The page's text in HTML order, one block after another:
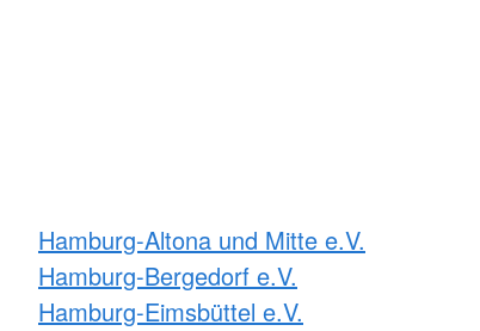
Hamburg-Altona und Mitte e.V.
Hamburg-Bergedorf e.V.
Hamburg-Eimsbüttel e.V.